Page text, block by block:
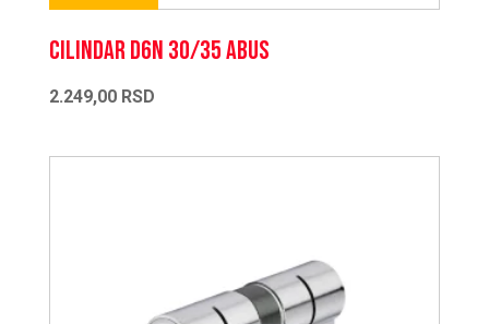
CILINDAR D6N 30/35 ABUS
2.249,00 RSD